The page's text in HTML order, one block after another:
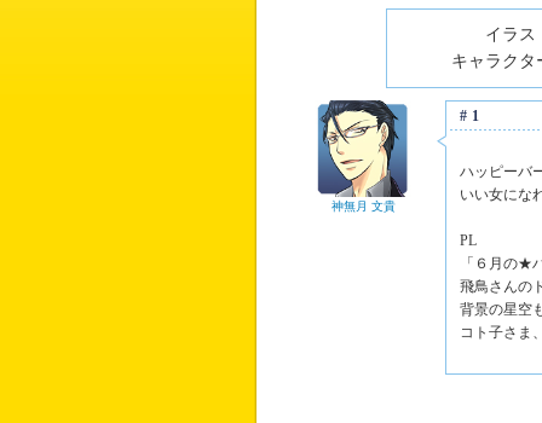
イラス
キャラクタ
神無月 文貴
#1
ハッピーバ
いい女にな
PL
「６月の★
飛鳥さんの
背景の星空
コト子さま